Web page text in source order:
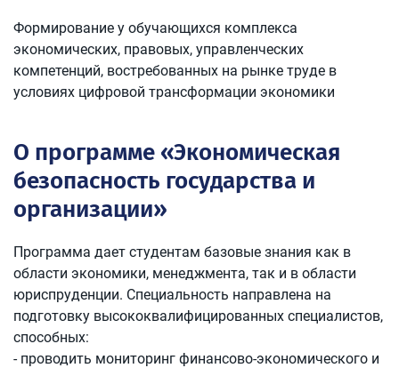
Формирование у обучающихся комплекса
экономических, правовых, управленческих
компетенций, востребованных на рынке труде в
условиях цифровой трансформации экономики
О программе «Экономическая
безопасность государства и
организации»
Программа дает студентам базовые знания как в
области экономики, менеджмента, так и в области
юриспруденции. Специальность направлена на
подготовку высококвалифицированных специалистов,
способных:
- проводить мониторинг финансово-экономического и